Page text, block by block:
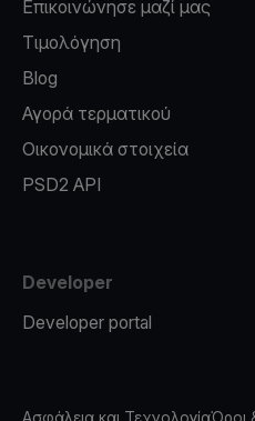
Επικοινώνησε μαζί μας
Τιμολόγηση
Blog
Αγορά τερματικού
Οικονομικά στοιχεία
PSD2 API
Developer
Developer portal
Ασφάλεια και ΤεχνολογίαΌροι